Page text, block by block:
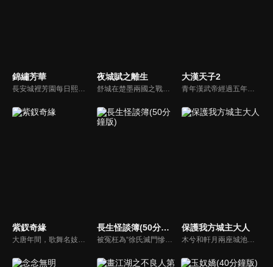
錦繡芳華
長安城裡芳園每日熙來攘往，門庭若市，即便屢遭縣主李幼貞掣肘，依舊屹立不倒。萬國來朝時，芳園之主何惟芳臨危受命，於風雪中盛放牡丹，盡顯國色芳華，一時聲名大噪。經商致富之夢眼看就要成真，卻又突聞母親去世真相，對當下所為頓生迷茫，行商前路未卜。一次意外遇險，讓何惟芳豁然開朗，徹悟商人大義，轉以實業利民，教授百姓立業，創辦平價醫藥館“悟庸堂"造福萬民。同時暗中助力花鳥使蔣長揚與聖人，對抗意圖造反的寧王，重振國風。蔣長揚終與何惟芳心意互通，卻又不得不為大業而死。何惟芳決意要繼續實現二人共同的家國理想，她一邊行商濟民，一邊暗中籌措兵馬，欲助聖人捲土重來。生死關頭蔣長揚踏血而歸，與何惟芳所助河東軍並肩作戰，最終大敗寧王。諸事落定，國泰民安，牡丹芳飄萬里，春耕大地。
夜城賦之離生
舒城在楚墨兩國之戰中落敗，並成為了墨國五皇女莫茴的魂器。失去自我意識的舒城跟隨姐姐莫茹回到墨國，面對失而復得的妹妹，莫茹欣喜又憂慮。為了保護親人和國家她棄醫從戎，甚至為了保護莫茴不惜被砍掉一條手臂，然而這一切都阻擋不了局勢的動盪不安...
大漢天子2
青年漢武帝經過五年執政，平息後宮勢力、抗拒外患入侵、粉碎政變陰謀，坐穩了皇帝寶座，正是開展雄才大略之時。能臣汲黯受到賞識，並引薦另一位奇才主父偃，漢武帝視其張固再世，委以重任。國力強盛使漢武帝屢屢北伐外族，只是規模巨大的戰爭使漢室逐漸捉襟見肘，諸侯勢力蠢蠢欲動。
紫釵奇緣
大唐年間，歌舞名妓霍小玉、風流俠客納蘭東、書香才子李益和巾幗紅顏盧靖瀾為首的風騷人物，彼此錯綜複雜的命運與感情糾葛。一場指腹為婚的誤會，造成浪漫卻無果的錯點鴛鴦，他們在階級差異與強權壓迫中勇於追求真愛，在宮廷權謀與世俗現實的拉扯中身不由己地被推向命運的叉路...
長生怪談簿(50分鐘版)
被冤枉為“徐氏滅門慘案”兇手的主人公在多年後深陷倖存者的複仇圈套，成功說服其共同對抗真兇，並找出真相的故事。整個故事發生在一個荒山客棧，眾人鬥智斗勇，一步步揭開每個人的秘密，還原案件本來面目。
保護我方城主大人
木兮和軒月兩座城池世代交惡，試圖吞併彼此。木兮城老城主只得一女葉昭南。老城主便秘密隱藏了女兒的性別，從小命昭南女扮男裝，即便繼承了城主，也始終以男兒身示人。一次意外，葉昭南墜崖，陰差陽錯，遇到了軒月城城主柳軒冥，從此開啟了一段奇妙的命運。